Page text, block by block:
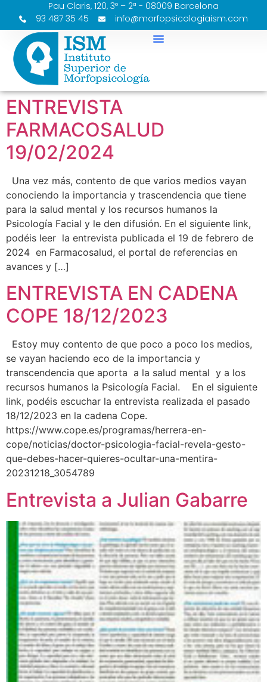
Pau Claris, 120, 3º – 2ª - 08009 Barcelona
93 487 35 45
info@morfopsicologiaism.com
ENTREVISTA
FARMACOSALUD
19/02/2024
Una vez más, contento de que varios medios vayan
conociendo la importancia y trascendencia que tiene
para la salud mental y los recursos humanos la
Psicología Facial y le den difusión. En el siguiente link,
podéis leer la entrevista publicada el 19 de febrero de
2024 en Farmacosalud, el portal de referencias en
avances y […]
ENTREVISTA EN CADENA
COPE 18/12/2023
Estoy muy contento de que poco a poco los medios,
se vayan haciendo eco de la importancia y
transcendencia que aporta a la salud mental y a los
recursos humanos la Psicología Facial. En el siguiente
link, podéis escuchar la entrevista realizada el pasado
18/12/2023 en la cadena Cope.
https://www.cope.es/programas/herrera-en-
cope/noticias/doctor-psicologia-facial-revela-gesto-
que-debes-hacer-quieres-ocultar-una-mentira-
20231218_3054789
Entrevista a Julian Gabarre